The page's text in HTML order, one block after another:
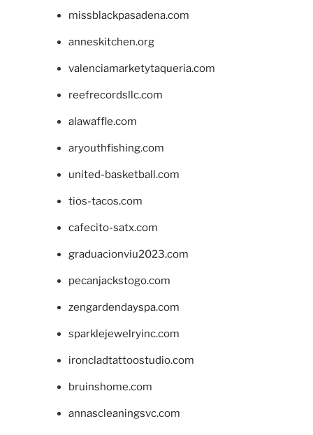
missblackpasadena.com
anneskitchen.org
valenciamarketytaqueria.com
reefrecordsllc.com
alawaffle.com
aryouthfishing.com
united-basketball.com
tios-tacos.com
cafecito-satx.com
graduacionviu2023.com
pecanjackstogo.com
zengardendayspa.com
sparklejewelryinc.com
ironcladtattoostudio.com
bruinshome.com
annascleaningsvc.com